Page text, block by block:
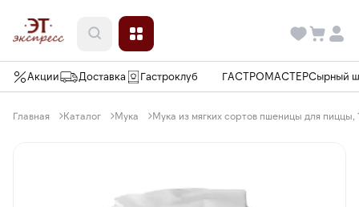
Акции Доставка Гастроклуб ГАСТРОМАСТЕРСырный
Главная Каталог Мука Мука из мягких сортов пшеницы для пиццы,